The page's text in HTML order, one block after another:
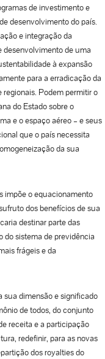
de investimento e
desenvolvimento do país.
e integração da
desenvolvimento de uma
à expansão
para a erradicação da
regionais. Podem permitir o
do Estado sobre o
e o espaço aéreo – e seus
que o país necessita
da sua
impõe o equacionamento
dos benefícios de sua
destinar parte das
do sistema de previdência
frágeis e da
sua dimensão e significado
de todos, do conjunto
receita e a participação
redefinir, para as novas
dos royalties do